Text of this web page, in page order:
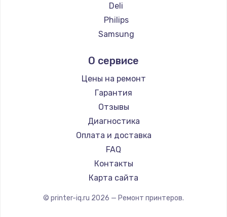
Deli
Philips
Samsung
Lexmark
Sharp
TSC
Fujitsu
Godex
О сервисе
Цены на ремонт
Гарантия
Отзывы
Диагностика
Оплата и доставка
FAQ
Контакты
Карта сайта
© printer-iq.ru 2026 — Ремонт принтеров.